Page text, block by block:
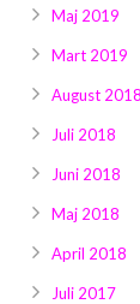
Maj 2019
Mart 2019
August 2018
Juli 2018
Juni 2018
Maj 2018
April 2018
Juli 2017